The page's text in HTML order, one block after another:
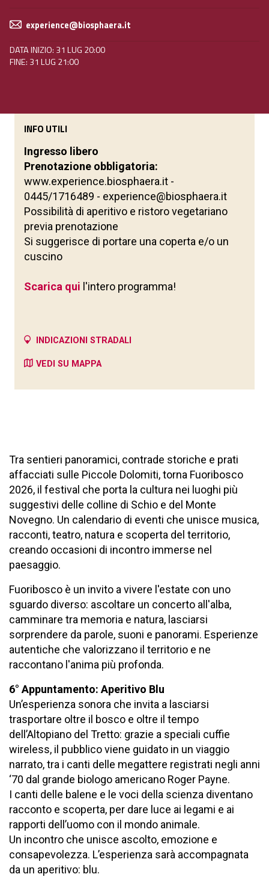
experience@biosphaera.it
DATA INIZIO: 31 LUG 20:00
FINE: 31 LUG 21:00
Tra sentieri panoramici, contrade storiche e prati
affacciati sulle Piccole Dolomiti, torna Fuoribosco
2026, il festival che porta la cultura nei luoghi più
suggestivi delle colline di Schio e del Monte
Novegno. Un calendario di eventi che unisce musica,
racconti, teatro, natura e scoperta del territorio,
creando occasioni di incontro immerse nel
paesaggio.
Fuoribosco è un invito a vivere l'estate con uno
sguardo diverso: ascoltare un concerto all'alba,
camminare tra memoria e natura, lasciarsi
sorprendere da parole, suoni e panorami. Esperienze
autentiche che valorizzano il territorio e ne
raccontano l'anima più profonda.
6° Appuntamento: Aperitivo Blu
Un’esperienza sonora che invita a lasciarsi
trasportare oltre il bosco e oltre il tempo
dell’Altopiano del Tretto: grazie a speciali cuffie
wireless, il pubblico viene guidato in un viaggio
narrato, tra i canti delle megattere registrati negli anni
‘70 dal grande biologo americano Roger Payne.
I canti delle balene e le voci della scienza diventano
racconto e scoperta, per dare luce ai legami e ai
rapporti dell’uomo con il mondo animale.
Un incontro che unisce ascolto, emozione e
consapevolezza. L’esperienza sarà accompagnata
da un aperitivo: blu.
INFO UTILI
Ingresso libero
Prenotazione obbligatoria:
www.experience.biosphaera.it -
0445/1716489 - experience@biosphaera.it
Possibilità di aperitivo e ristoro vegetariano
previa prenotazione
Si suggerisce di portare una coperta e/o un
cuscino
Scarica qui l'intero programma!
INDICAZIONI STRADALI
VEDI SU MAPPA